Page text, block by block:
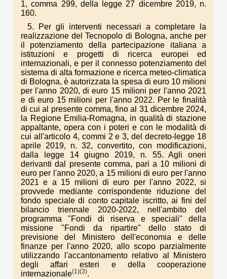
1, comma 299, della legge 27 dicembre 2019, n.
160.
5. Per gli interventi necessari a completare la
realizzazione del Tecnopolo di Bologna, anche per
il potenziamento della partecipazione italiana a
istituzioni e progetti di ricerca europei ed
internazionali, e per il connesso potenziamento del
sistema di alta formazione e ricerca meteo-climatica
di Bologna, è autorizzata la spesa di euro 10 milioni
per l'anno 2020, di euro 15 milioni per l'anno 2021
e di euro 15 milioni per l'anno 2022. Per le finalità
di cui al presente comma, fino al 31 dicembre 2024,
la Regione Emilia-Romagna, in qualità di stazione
appaltante, opera con i poteri e con le modalità di
cui all'articolo 4, commi 2 e 3, del decreto-legge 18
aprile 2019, n. 32, convertito, con modificazioni,
dalla legge 14 giugno 2019, n. 55. Agli oneri
derivanti dal presente comma, pari a 10 milioni di
euro per l'anno 2020, a 15 milioni di euro per l'anno
2021 e a 15 milioni di euro per l'anno 2022, si
provvede mediante corrispondente riduzione del
fondo speciale di conto capitale iscritto, ai fini del
bilancio triennale 2020-2022, nell'ambito del
programma "Fondi di riserva e speciali" della
missione "Fondi da ripartire" dello stato di
previsione del Ministero dell'economia e delle
finanze per l'anno 2020, allo scopo parzialmente
utilizzando l'accantonamento relativo al Ministero
degli affari esteri e della cooperazione
internazionale(1)(3).